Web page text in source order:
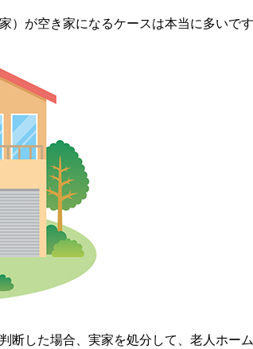
）が空き家になるケースは本当に多いです
断した場合、実家を処分して、老人ホー